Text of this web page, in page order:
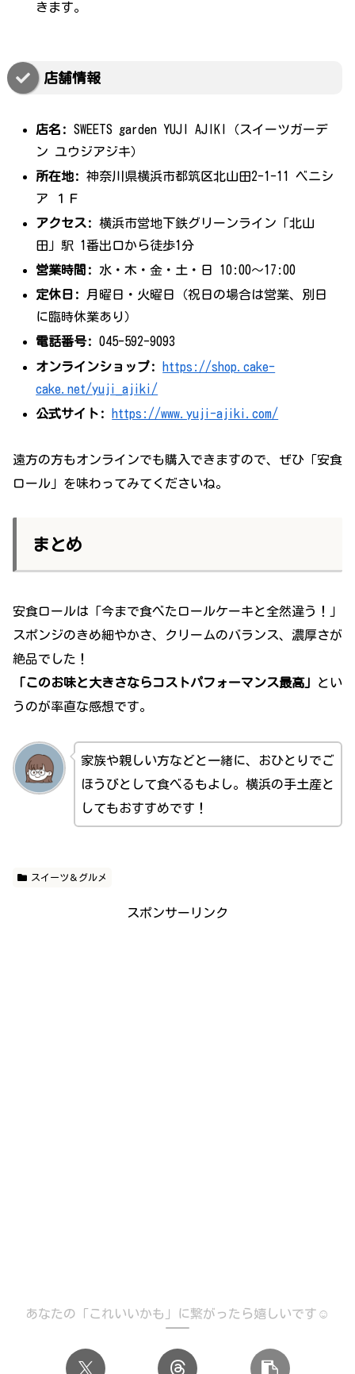
きます。
店舗情報
店名:
SWEETS garden YUJI AJIKI（スイーツガーデ
ン ユウジアジキ）
所在地:
神奈川県横浜市都筑区北山田2-1-11 ベニシ
ア １Ｆ
アクセス:
横浜市営地下鉄グリーンライン「北山
田」駅 1番出口から徒歩1分
営業時間:
水・木・金・土・日 10:00～17:00
定休日:
月曜日・火曜日（祝日の場合は営業、別日
に臨時休業あり）
電話番号:
045-592-9093
オンラインショップ:
https://shop.cake-
cake.net/yuji_ajiki/
公式サイト:
https://www.yuji-ajiki.com/
遠方の方もオンラインでも購入できますので、ぜひ「安食
ロール」を味わってみてくださいね。
まとめ
安食ロールは「今まで食べたロールケーキと全然違う！」
スポンジのきめ細やかさ、クリームのバランス、濃厚さが
絶品でした！
「このお味と大きさならコストパフォーマンス最高」
とい
うのが率直な感想です。
家族や親しい方などと一緒に、おひとりでご
ほうびとして食べるもよし。横浜の手土産と
してもおすすめです！
スイーツ＆グルメ
スポンサーリンク
あなたの「これいいかも」に繋がったら嬉しいです☺️